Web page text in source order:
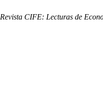
Revista CIFE: Lecturas de